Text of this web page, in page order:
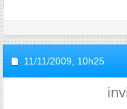
11/11/2009, 10h25